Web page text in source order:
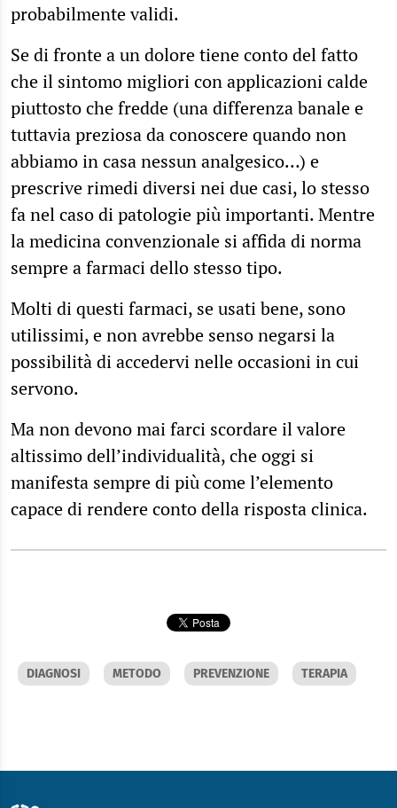
probabilmente validi.
Se di fronte a un dolore tiene conto del fatto
che il sintomo migliori con applicazioni calde
piuttosto che fredde (una differenza banale e
tuttavia preziosa da conoscere quando non
abbiamo in casa nessun analgesico…) e
prescrive rimedi diversi nei due casi, lo stesso
fa nel caso di patologie più importanti. Mentre
la medicina convenzionale si affida di norma
sempre a farmaci dello stesso tipo.
Molti di questi farmaci, se usati bene, sono
utilissimi, e non avrebbe senso negarsi la
possibilità di accedervi nelle occasioni in cui
servono.
Ma non devono mai farci scordare il valore
altissimo dell’individualità, che oggi si
manifesta sempre di più come l’elemento
capace di rendere conto della risposta clinica.
DIAGNOSI METODO PREVENZIONE TERAPIA